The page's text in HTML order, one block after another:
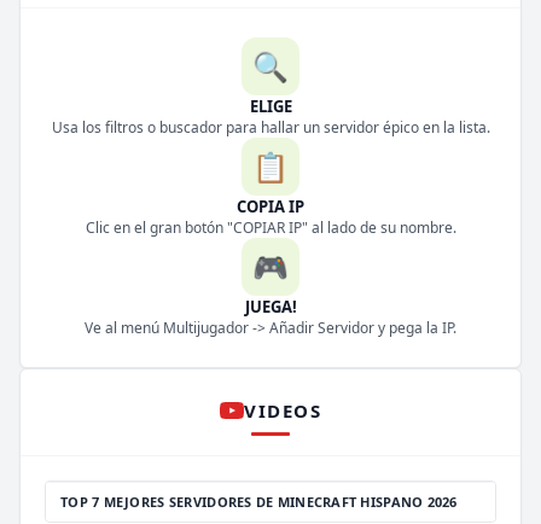
🔍
ELIGE
Usa los filtros o buscador para hallar un servidor épico en la lista.
📋
COPIA IP
Clic en el gran botón "COPIAR IP" al lado de su nombre.
🎮
JUEGA!
Ve al menú Multijugador -> Añadir Servidor y pega la IP.
VIDEOS
TOP 7 MEJORES SERVIDORES DE MINECRAFT HISPANO 2026